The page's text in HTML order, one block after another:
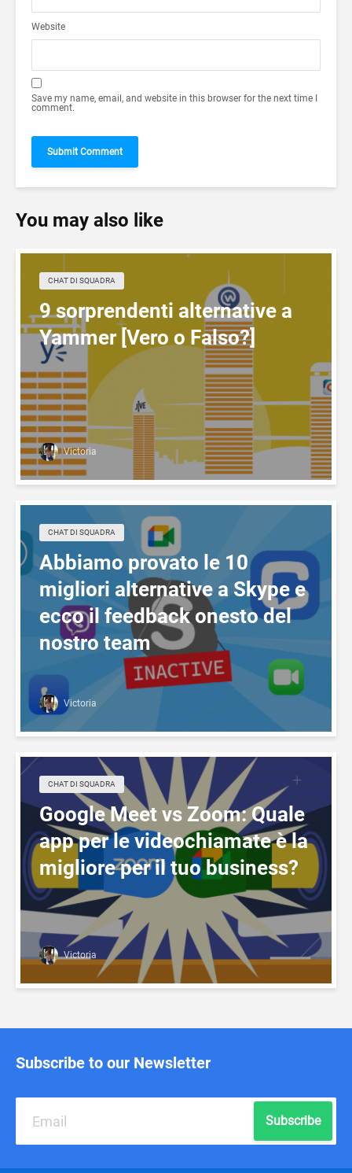
Website
Save my name, email, and website in this browser for the next time I
comment.
You may also like
CHAT DI SQUADRA
9 sorprendenti alternative a
Yammer [Vero o Falso?]
Victoria
CHAT DI SQUADRA
Abbiamo provato le 10
migliori alternative a Skype e
ecco il feedback onesto del
nostro team
Victoria
CHAT DI SQUADRA
Google Meet vs Zoom: Quale
app per le videochiamate è la
migliore per il tuo business?
Victoria
Subscribe to our Newsletter
Subscribe